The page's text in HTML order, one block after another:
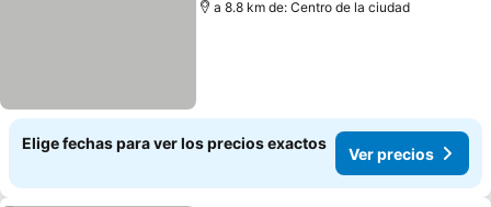
a 8.8 km de: Centro de la ciudad
Elige fechas para ver los precios exactos
Ver precios